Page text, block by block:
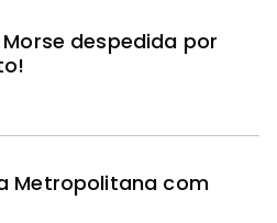
despedida por
Metropolitana com